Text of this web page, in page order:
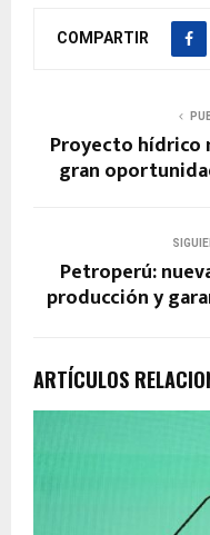
COMPARTIR
Proyecto hídrico
gran
Petroperú:
producción y
ARTÍCULOS